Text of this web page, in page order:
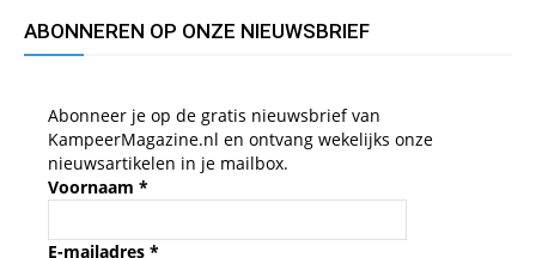
ABONNEREN OP ONZE NIEUWSBRIEF
Abonneer je op de gratis nieuwsbrief van
KampeerMagazine.nl en ontvang wekelijks onze
nieuwsartikelen in je mailbox.
Voornaam *
E-mailadres *